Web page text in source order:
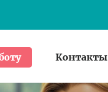
Контакты